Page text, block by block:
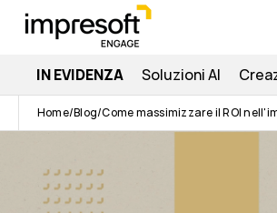
IN EVIDENZA Soluzioni AI
Home Blog